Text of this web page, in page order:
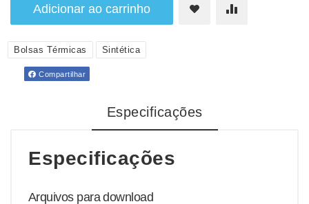
Adicionar ao carrinho
Bolsas Térmicas Sintética
Compartilhar
Especificações
Especificações
Arquivos para download